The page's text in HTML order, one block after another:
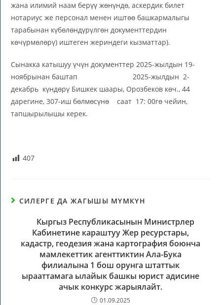
жана илимий наам берүү жөнүндө, аскердик билет
нотариус же персонал менен иштөө башкармалыгы
тарабынан күбөлөндүрүлгөн документтердин
көчүрмөлөрү) иштеген жериндеги кызматтар).
Сынакка катышуу үчүн документтер 2025-жылдын 19-
ноябрынан баштап 2025-жылдын 2-
декабрь күндөрү Бишкек шаары, Орозбеков көч., 44
дарегине, 307-иш бөлмөсүнө саат 17: 00гө чейин,
тапшырылышы керек.
407
СИЛЕРГЕ ДА ЖАГЫШЫ МҮМКҮН
Кыргыз Республикасынын Министрлер
Кабинетине караштуу Жер ресурстары,
кадастр, геодезия жана картография боюнча
мамлекеттик агенттиктин Ала-Бука
филиалына 1 бош орунга штаттык
ырааттамага ылайык башкы юрист адисине
ачык конкурс жарыялайт.
01.09.2025